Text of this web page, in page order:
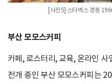
[사진5] 스타벅스 경동
부산 모모스커피
카페, 로스터리, 교육, 온라인
전개 중인 부산 모모스커피는